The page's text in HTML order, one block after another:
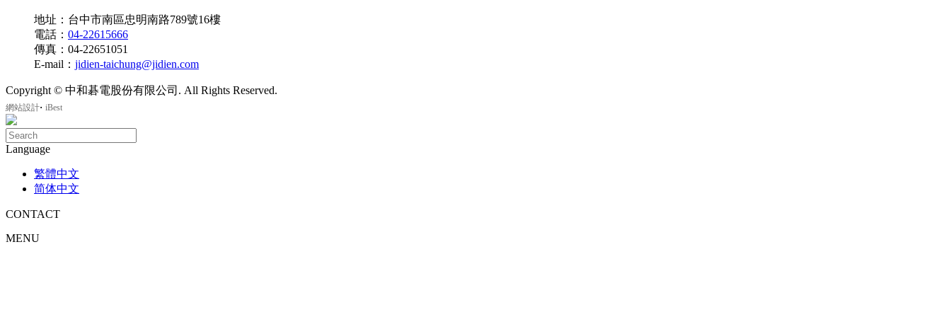
地址：台中市南區忠明南路789號16樓
電話： 04-22615666
傳真：04-22651051
E-mail： jidien-taichung@jidien.com
Copyright © 中和碁電股份有限公司. All Rights Reserved.
網站設計‧ iBest
Language
繁體中文
简体中文
CONTACT
MENU